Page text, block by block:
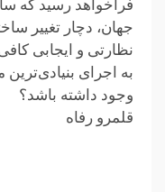
فراخواهد رسید که
جهان، دچار تغییر
نظارتی و ایجابی
وجود داشته باشد؟
قلمرو رفاه